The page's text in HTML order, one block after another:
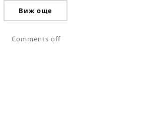
Виж още
Comments off